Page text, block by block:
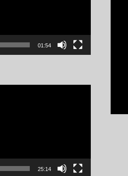
01:54
25:14